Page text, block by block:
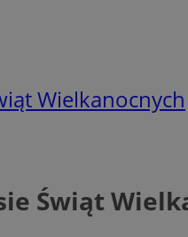
Wielkanocnych
Świąt